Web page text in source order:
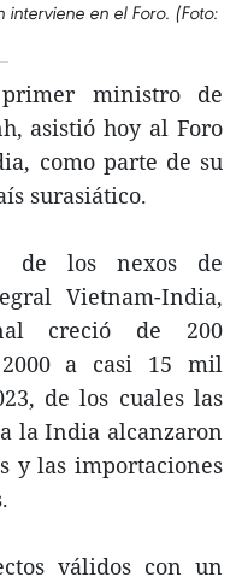
en el Foro. (Foto:
ministro de
asistió hoy al Foro
como parte de su
surasiático.
de los nexos de
Vietnam-India,
creció de 200
a casi 15 mil
de los cuales las
la India alcanzaron
y las importaciones
válidos con un